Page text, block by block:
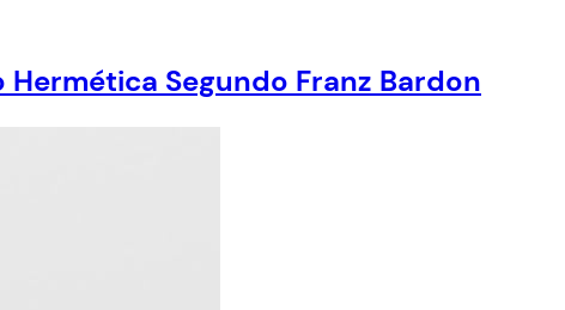
Segundo Franz Bardon